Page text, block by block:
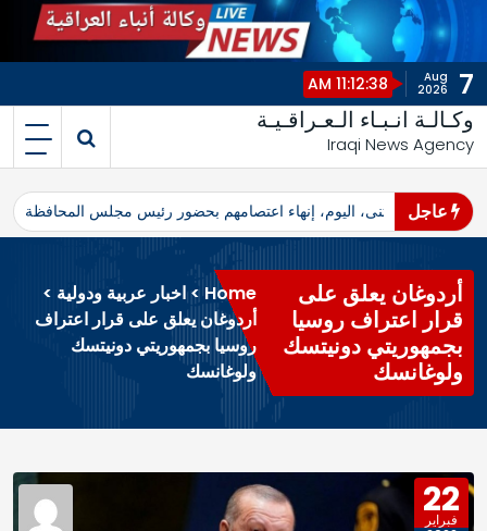
i
t
7
Aug
2026
11:12:38 AM
وكـالـة انـبـاء الـعـراقـيـة
Iraqi News Agency
عاجل
محافظ المثنى، اليوم، إنهاء اعتصامهم بحضور رئيس مجلس المحافظة
أردوغان يعلق على
قرار اعتراف روسيا
بجمهوريتي دونيتسك
ولوغانسك
Home
>اخبار عربية ودولية >
أردوغان يعلق على قرار اعتراف
روسيا بجمهوريتي دونيتسك
ولوغانسك
22
فبراير